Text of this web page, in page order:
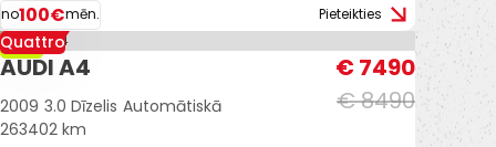
no100€mēn. Pieteikties
-12%
Quattro
AUDI A4
€ 8490
€ 7490
2009 3.0 Dīzelis Automātiskā
263402 km